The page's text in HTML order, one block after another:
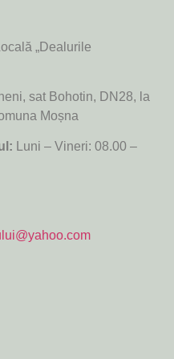
„Dealurile
sat Bohotin, DN28, la
Moșna
Luni – Vineri: 08.00 –